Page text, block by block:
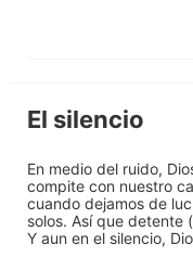
El silencio
En medio del ruido,
compite con nuestro
cuando dejamos de
solos. Así que detente
Y aun en el silencio,